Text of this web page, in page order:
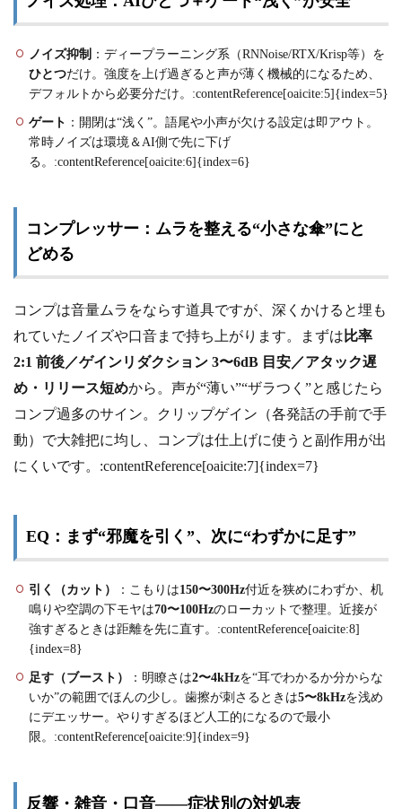
ノイズ抑制 ：ディープラーニング系（RNNoise/RTX/Krisp等）を
ひとつだけ。強度を上げ過ぎると声が薄く機械的になるため、
デフォルトから必要分だけ。:contentReference[oaicite:5]{index=5}
ゲート ：開閉は“浅く”。語尾や小声が欠ける設定は即アウト。
常時ノイズは環境＆AI側で先に下げ
る。:contentReference[oaicite:6]{index=6}
コンプレッサー：ムラを整える“小さな傘”にと
どめる
コンプは音量ムラをならす道具ですが、深くかけると埋も
れていたノイズや口音まで持ち上がります。まずは 比率
2:1 前後／ゲインリダクション 3〜6dB 目安／アタック遅
め・リリース短めから。声が“薄い”“ザラつく”と感じたら
コンプ過多のサイン。クリップゲイン（各発話の手前で手
動）で大雑把に均し、コンプは仕上げに使うと副作用が出
にくいです。:contentReference[oaicite:7]{index=7}
EQ：まず“邪魔を引く”、次に“わずかに足す”
引く（カット） ：こもりは150〜300Hz付近を狭めにわずか、机
鳴りや空調の下モヤは70〜100Hzのローカットで整理。近接が
強すぎるときは距離を先に直す。:contentReference[oaicite:8]
{index=8}
足す（ブースト） ：明瞭さは2〜4kHzを“耳でわかるか分からな
いか”の範囲でほんの少し。歯擦が刺さるときは5〜8kHzを浅め
にデエッサー。やりすぎるほど人工的になるので最小
限。:contentReference[oaicite:9]{index=9}
反響・雑音・口音——症状別の対処表